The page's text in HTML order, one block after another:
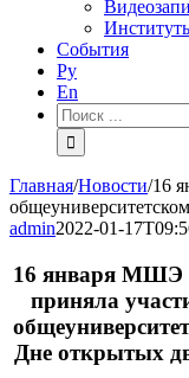
События
Ру
En
Результат
поиска:
Главная/Новости/16
admin2022-01-
16 января
приняла
Дне открытых